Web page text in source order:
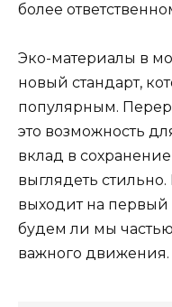
более
Эко-материалы в
новый стандарт,
популярным.
это возможность
вклад в
выглядеть стильно.
выходит на первый
будем ли мы частью
важного движения.